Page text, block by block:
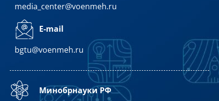
media_center@voenmeh.ru
E-mail
bgtu@voenmeh.ru
Минобрнауки РФ